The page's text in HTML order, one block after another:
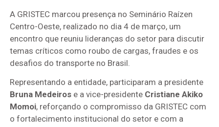
A GRISTEC marcou presença no Seminário Raízen
Centro-Oeste, realizado no dia 4 de março, um
encontro que reuniu lideranças do setor para discutir
temas críticos como roubo de cargas, fraudes e os
desafios do transporte no Brasil.
Representando a entidade, participaram a presidente
Bruna Medeiros e a vice-presidente Cristiane Akiko
Momoi, reforçando o compromisso da GRISTEC com
o fortalecimento institucional do setor e com a